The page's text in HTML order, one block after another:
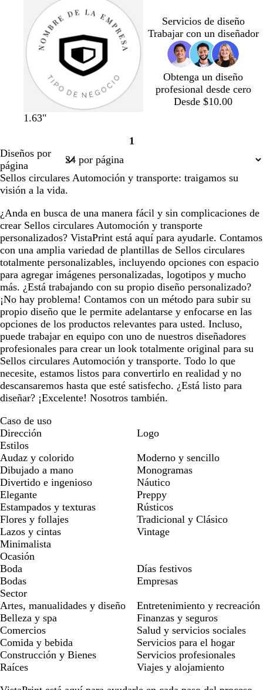
1.63"
Servicios de diseño
Trabajar con un diseñador
Obtenga un diseño
profesional desde cero
Desde $10.00
Página
1
Diseños por
página
Sellos circulares Automoción y transporte: traigamos su
visión a la vida.
¿Anda en busca de una manera fácil y sin complicaciones de
crear Sellos circulares Automoción y transporte
personalizados? VistaPrint está aquí para ayudarle. Contamos
con una amplia variedad de plantillas de Sellos circulares
totalmente personalizables, incluyendo opciones con espacio
para agregar imágenes personalizadas, logotipos y mucho
más. ¿Está trabajando con su propio diseño personalizado?
¡No hay problema! Contamos con un método para subir su
propio diseño que le permite adelantarse y enfocarse en las
opciones de los productos relevantes para usted. Incluso,
puede trabajar en equipo con uno de nuestros diseñadores
profesionales para crear un look totalmente original para su
Sellos circulares Automoción y transporte. Todo lo que
necesite, estamos listos para convertirlo en realidad y no
descansaremos hasta que esté satisfecho. ¿Está listo para
diseñar? ¡Excelente! Nosotros también.
Caso de uso
Dirección
Logo
Estilos
Audaz y colorido
Dibujado a mano
Divertido e ingenioso
Elegante
Estampados y texturas
Flores y follajes
Lazos y cintas
Minimalista
Moderno y sencillo
Monogramas
Náutico
Preppy
Rústicos
Tradicional y Clásico
Vintage
Ocasión
Boda
Bodas
Días festivos
Empresas
Sector
Artes, manualidades y diseño
Belleza y spa
Comercios
Comida y bebida
Construcción y Bienes
Raíces
Entretenimiento y recreación
Finanzas y seguros
Salud y servicios sociales
Servicios para el hogar
Servicios profesionales
Viajes y alojamiento